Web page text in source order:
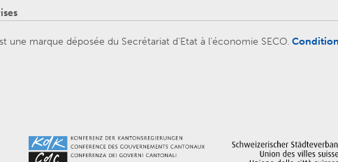
une marque déposée du Secrétariat d’Etat à l’économie SECO.